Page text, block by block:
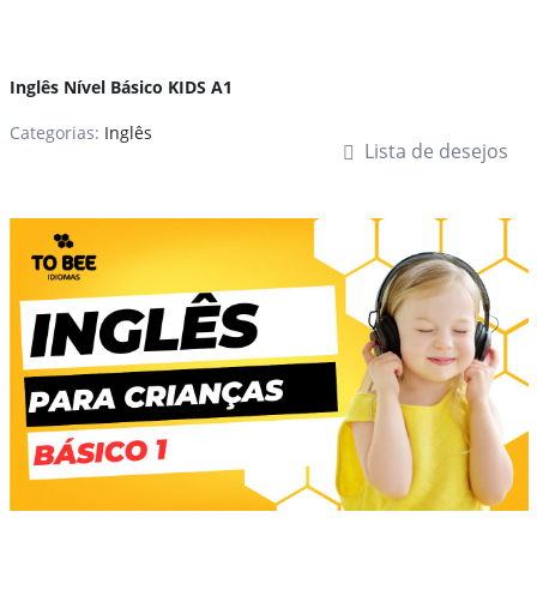
Inglês Nível Básico KIDS A1
Categorias: Inglês
Lista de desejos